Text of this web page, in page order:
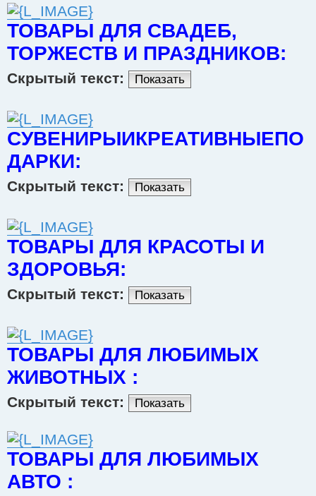
ТОВАРЫ ДЛЯ СВАДЕБ,
ТОРЖЕСТВ И ПРАЗДНИКОВ:
Скрытый текст: Показать
СУВЕНИРЫИКРЕАТИВНЫЕПО
ДАРКИ:
Скрытый текст: Показать
ТОВАРЫ ДЛЯ КРАСОТЫ И
ЗДОРОВЬЯ:
Скрытый текст: Показать
ТОВАРЫ ДЛЯ ЛЮБИМЫХ
ЖИВОТНЫХ :
Скрытый текст: Показать
ТОВАРЫ ДЛЯ ЛЮБИМЫХ
АВТО :